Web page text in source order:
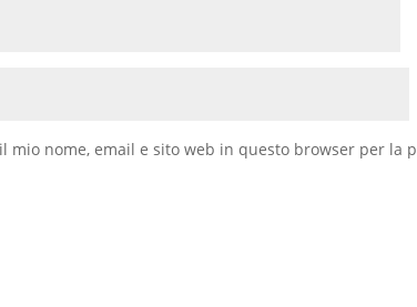
mio nome, email e sito web in questo browser per la